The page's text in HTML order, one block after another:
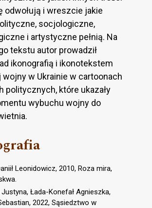
odwołują i wreszcie jakie
socjologiczne,
i artystyczne pełnią. Na
tekstu autor prowadził
ikonografią i ikonotekstem
w Ukrainie w cartoonach
politycznych, które ukazały
wybuchu wojny do
Leonidowicz, 2010, Roza mira,
Łada-Konefał Agnieszka,
2022, Sąsiedztwo w